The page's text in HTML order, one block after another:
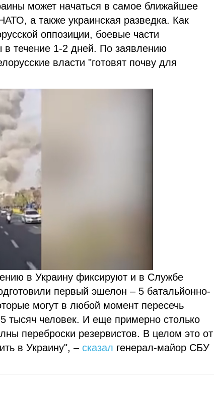
может начаться в самое ближайшее
а также украинская разведка. Как
оппозиции, боевые части
в течение 1-2 дней. По заявлению
власти "готовят почву для
в Украину фиксируют и в Службе
первый эшелон – 5 батальйонно-
могут в любой момент пересечь
тысяч человек. И еще примерно столько
переброски резервистов. В целом это от
в Украину", –сказал генерал-майор СБУ